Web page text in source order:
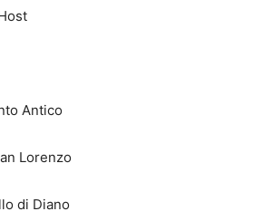
Antico
Lorenzo
di Diano